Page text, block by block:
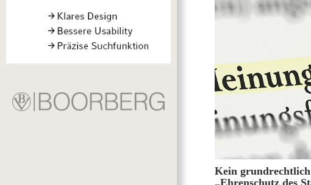
10. Juni
Kein
„Ehrenschutz des